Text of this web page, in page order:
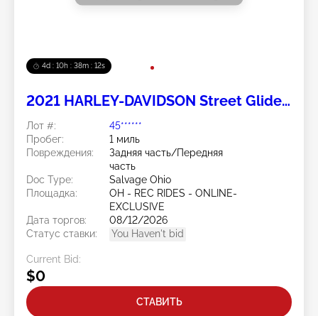
4d : 10h : 38m : 11s
2021 HARLEY-DAVIDSON Street Glide
Лот #:
45******
Пробег:
1 миль
Повреждения:
Задняя часть/Передняя
часть
Doc Type:
Salvage Ohio
Площадка:
OH - REC RIDES - ONLINE-
EXCLUSIVE
Дата торгов:
08/12/2026
Статус ставки:
You Haven't bid
Current Bid:
$0
СТАВИТЬ